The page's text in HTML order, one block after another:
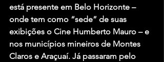
está presente em Belo Horizonte –
onde tem como “sede” de suas
exibições o Cine Humberto Mauro – e
nos municípios mineiros de Montes
Claros e Araçuaí. Já passaram pelo